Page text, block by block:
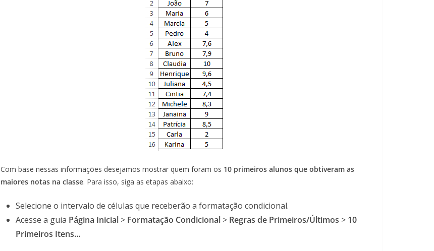
Com base nessas informações desejamos mostrar quem foram os 10 primeiros alunos que obtiveram as
maiores notas na classe. Para isso, siga as etapas abaixo:
Selecione o intervalo de células que receberão a formatação condicional.
Acesse a guia Página Inicial > Formatação Condicional > Regras de Primeiros/Últimos > 10
Primeiros Itens…